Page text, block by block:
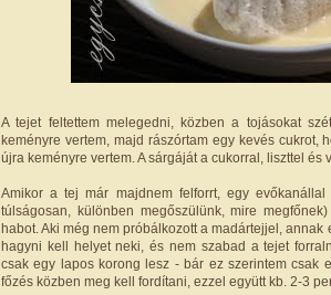
A tejet feltettem melegedni, közben a tojásokat
keményre vertem, majd rászórtam egy kevés cukrot,
újra keményre vertem. A sárgáját a cukorral, liszttel és
Amikor a tej már majdnem felforrt, egy
túlságosan, különben megőszülünk, mire
habot. Aki még nem próbálkozott a madártejjel,
hagyni kell helyet neki, és nem szabad a tejet
csak egy lapos korong lesz - bár ez szerintem csak
főzés közben meg kell fordítani, ezzel együtt kb. 2-3